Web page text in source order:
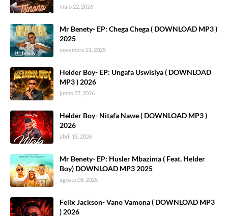
maio 22, 2026
Mr Benety- EP: Chega Chega ( DOWNLOAD MP3 )
2025
novembro 21, 2025
Helder Boy- EP: Ungafa Uswisiya ( DOWNLOAD
MP3 ) 2026
junho 27, 2026
Helder Boy- Nitafa Nawe ( DOWNLOAD MP3 )
2026
abril 15, 2026
Mr Benety- EP: Husler Mbazima ( Feat. Helder
Boy) DOWNLOAD MP3 2025
agosto 08, 2025
Felix Jackson- Vano Vamona ( DOWNLOAD MP3
) 2026